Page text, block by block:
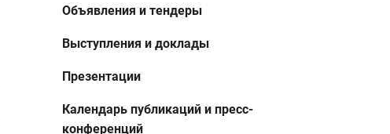
Объявления и тендеры
Выступления и доклады
Презентации
Календарь публикаций и пресс-
конференций